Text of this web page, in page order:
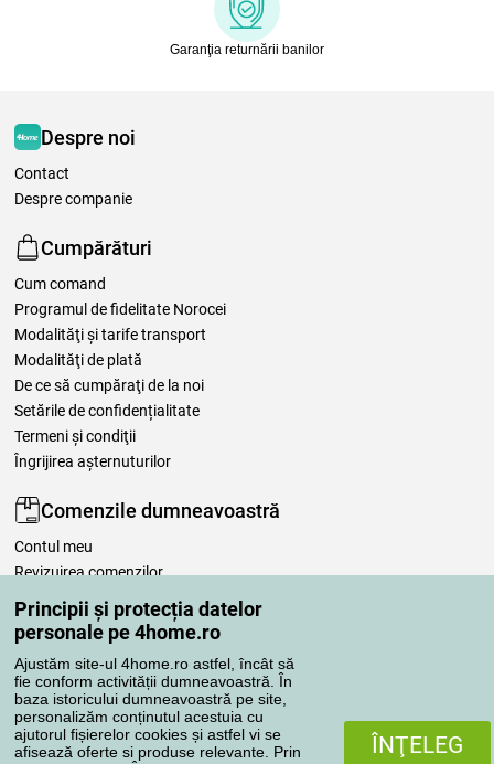
Principii și protecția datelor
personale pe 4home.ro
Ajustăm site-ul 4home.ro astfel, încât să
fie conform activității dumneavoastră. În
baza istoricului dumneavoastră pe site,
personalizăm conținutul acestuia cu
ajutorul fișierelor cookies și astfel vi se
afisează oferte si produse relevante. Prin
ÎNŢELEG
Garanţia returnării banilor
Despre noi
Contact
Despre companie
Cumpărături
Cum comand
Programul de fidelitate Norocei
Modalităţi şi tarife transport
Modalităţi de plată
De ce să cumpăraţi de la noi
Setările de confidențialitate
Termeni şi condiţii
Îngrijirea așternuturilor
Comenzile dumneavoastră
Contul meu
Revizuirea comenzilor
Reclamaţii
Retragere de la contract
Regulile de procesare a recenziilor
Metode de transport